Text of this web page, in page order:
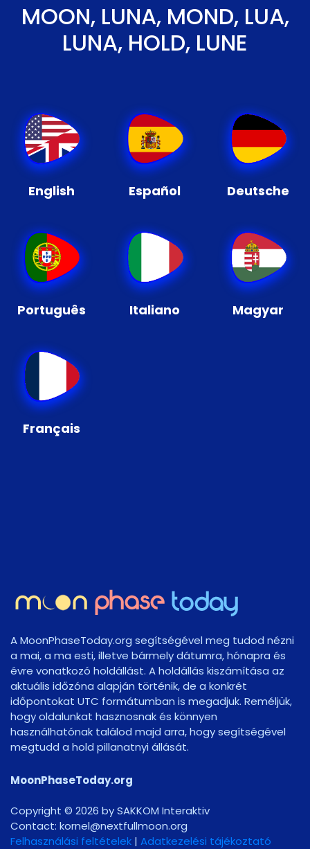
MOON, LUNA, MOND, LUA,
LUNA, HOLD, LUNE
English Español Deutsche
Português Italiano Magyar
Français
A MoonPhaseToday.org segítségével meg tudod nézni
a mai, a ma esti, illetve bármely dátumra, hónapra és
évre vonatkozó holdállást. A holdállás kiszámítása az
aktuális időzóna alapján történik, de a konkrét
időpontokat UTC formátumban is megadjuk. Reméljük,
hogy oldalunkat hasznosnak és könnyen
használhatónak találod majd arra, hogy segítségével
megtudd a hold pillanatnyi állását.
MoonPhaseToday.org
Copyright © 2026 by SAKKOM Interaktiv
Contact: gro.noomlluftxen@lenrok
Felhasználási feltételek | Adatkezelési tájékoztató